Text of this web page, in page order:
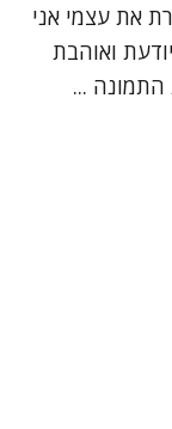
את עצמי אני
ואוהבת
התמונה ...